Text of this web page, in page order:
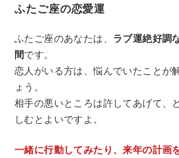
ふたご座の恋愛運
ふたご座のあなたは、 ラブ運絶好調
間です。
恋人がいる方は、悩んでいたことが
ょう。
相手の悪いところは許してあげて、
しむとよいですよ。
一緒に行動してみたり、来年の計画